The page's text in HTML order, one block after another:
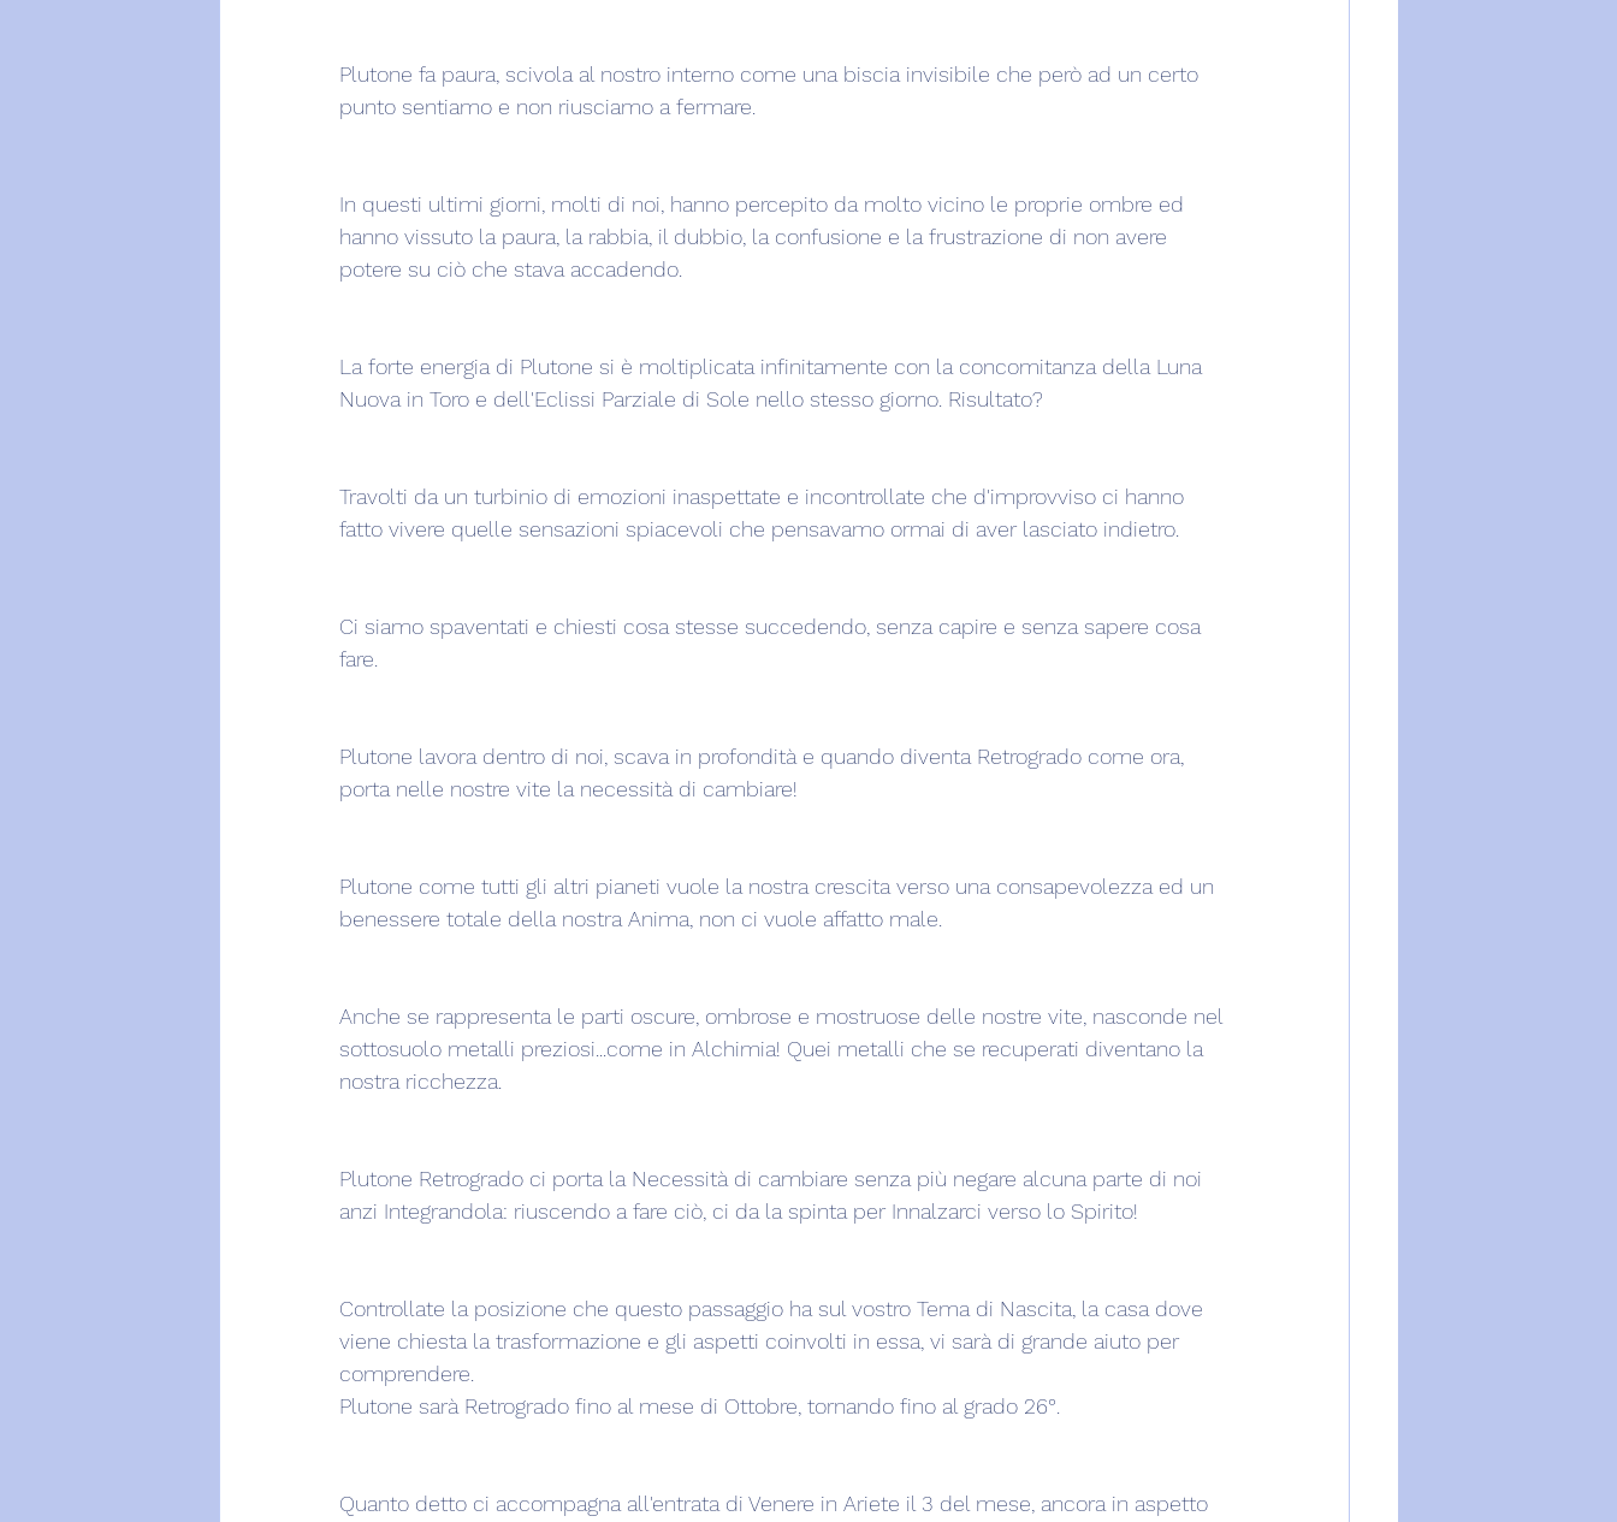
Plutone fa paura, scivola al nostro interno come una biscia invisibile che però ad un certo
punto sentiamo e non riusciamo a fermare.
In questi ultimi giorni, molti di noi, hanno percepito da molto vicino le proprie ombre ed
hanno vissuto la paura, la rabbia, il dubbio, la confusione e la frustrazione di non avere
potere su ciò che stava accadendo.
La forte energia di Plutone si è moltiplicata infinitamente con la concomitanza della Luna
Nuova in Toro e dell'Eclissi Parziale di Sole nello stesso giorno. Risultato?
Travolti da un turbinio di emozioni inaspettate e incontrollate che d'improvviso ci hanno
fatto vivere quelle sensazioni spiacevoli che pensavamo ormai di aver lasciato indietro.
Ci siamo spaventati e chiesti cosa stesse succedendo, senza capire e senza sapere cosa
fare.
Plutone lavora dentro di noi, scava in profondità e quando diventa Retrogrado come ora,
porta nelle nostre vite la necessità di cambiare!
Plutone come tutti gli altri pianeti vuole la nostra crescita verso una consapevolezza ed un
benessere totale della nostra Anima, non ci vuole affatto male.
Anche se rappresenta le parti oscure, ombrose e mostruose delle nostre vite, nasconde nel
sottosuolo metalli preziosi...come in Alchimia! Quei metalli che se recuperati diventano la
nostra ricchezza.
Plutone Retrogrado ci porta la Necessità di cambiare senza più negare alcuna parte di noi
anzi Integrandola: riuscendo a fare ciò, ci da la spinta per Innalzarci verso lo Spirito!
Controllate la posizione che questo passaggio ha sul vostro Tema di Nascita, la casa dove
viene chiesta la trasformazione e gli aspetti coinvolti in essa, vi sarà di grande aiuto per
comprendere.
Plutone sarà Retrogrado fino al mese di Ottobre, tornando fino al grado 26°.
Quanto detto ci accompagna all'entrata di Venere in Ariete il 3 del mese, ancora in aspetto